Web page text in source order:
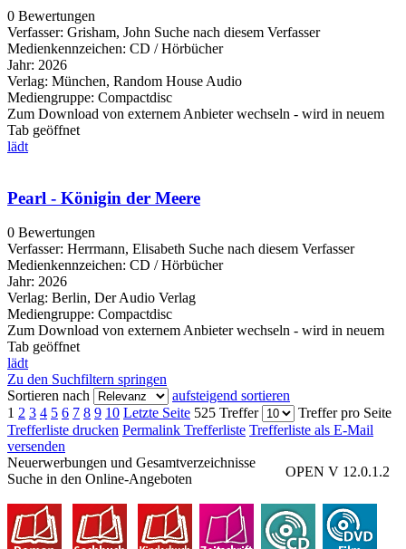
0 Bewertungen
Verfasser: Grisham, John Suche nach diesem Verfasser
Medienkennzeichen: CD / Hörbücher
Jahr: 2026
Verlag: München, Random House Audio
Mediengruppe: Compactdisc
Zum Download von externem Anbieter wechseln - wird in neuem
Tab geöffnet
lädt
Pearl - Königin der Meere
0 Bewertungen
Verfasser: Herrmann, Elisabeth Suche nach diesem Verfasser
Medienkennzeichen: CD / Hörbücher
Jahr: 2026
Verlag: Berlin, Der Audio Verlag
Mediengruppe: Compactdisc
Zum Download von externem Anbieter wechseln - wird in neuem
Tab geöffnet
lädt
Zu den Suchfiltern springen
Sortieren nach
aufsteigend sortieren
1 2 3 4 5 6 7 8 9 10 Letzte Seite 525 Treffer
Treffer pro Seite
Trefferliste drucken Permalink Trefferliste Trefferliste als E-Mail
versenden
OPEN V 12.0.1.2
Neuerwerbungen und Gesamtverzeichnisse
Suche in den Online-Angeboten